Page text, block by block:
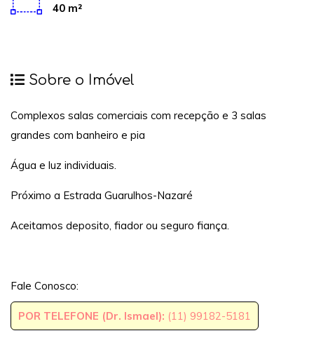
40 m²
Sobre o Imóvel
Complexos salas comerciais com recepção e 3 salas
grandes com banheiro e pia
Água e luz individuais.
Próximo a Estrada Guarulhos-Nazaré
Aceitamos deposito, fiador ou seguro fiança.
Fale Conosco:
POR TELEFONE (Dr. Ismael): (11) 99182-5181